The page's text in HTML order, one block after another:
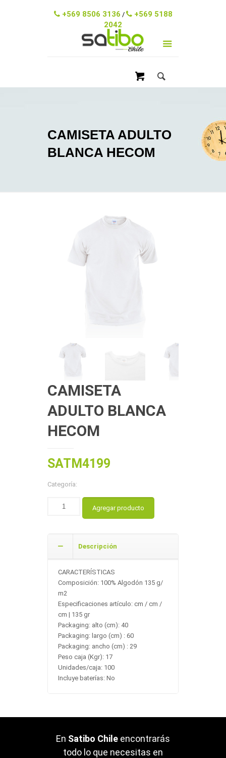
+569 8506 3136 /
+569 5188
2042
CAMISETA ADULTO
BLANCA HECOM
CAMISETA
ADULTO BLANCA
HECOM
SATM4199
Categoría:
Agregar producto
Descripción
CARACTERÍSTICAS
Composición: 100% Algodón 135 g/
m2
Especificaciones artículo: cm / cm /
cm | 135 gr
Packaging: alto (cm): 40
Packaging: largo (cm) : 60
Packaging: ancho (cm) : 29
Peso caja (Kgr): 17
Unidades/caja: 100
Incluye baterías: No
En Satibo Chile encontrarás
todo lo que necesitas en